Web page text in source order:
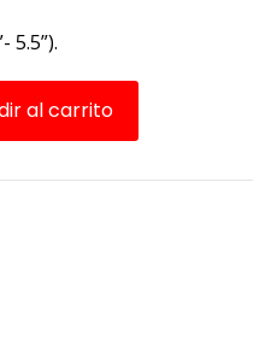
5.5”).
al carrito